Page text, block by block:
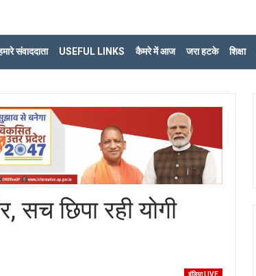
संवाददाता USEFUL LINKS कैमरे में आज जरा हटके शिक्षा
सच छिपा रही योगी
इंडिया LIVE